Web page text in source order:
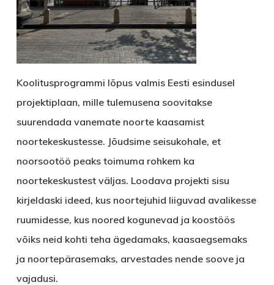
Koolitusprogrammi lõpus valmis Eesti esindusel
projektiplaan, mille tulemusena soovitakse
suurendada vanemate noorte kaasamist
noortekeskustesse. Jõudsime seisukohale, et
noorsootöö peaks toimuma rohkem ka
noortekeskustest väljas. Loodava projekti sisu
kirjeldaski ideed, kus noortejuhid liiguvad avalikesse
ruumidesse, kus noored kogunevad ja koostöös
võiks neid kohti teha ägedamaks, kaasaegsemaks
ja noortepärasemaks, arvestades nende soove ja
vajadusi.